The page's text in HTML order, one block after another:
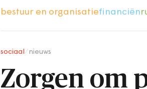
bestuur en organisatiefinanciën
sociaal nieuws
Zorgen om